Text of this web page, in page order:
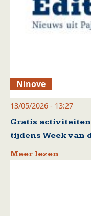
Ninove
13/05/2026 - 13:27
Gratis
tijdens Week van
Meer lezen